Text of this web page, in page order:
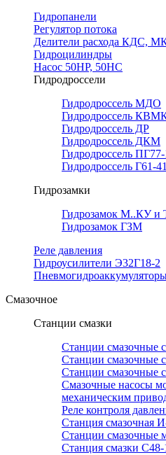
Гидропанели
Регулятор потока
Делители расхода КДС,
Гидроцилиндры
Насос 50НР, 50НС
Гидродроссели
Гидродроссель МДО
Гидродроссель
Гидродроссель ДР
Гидродроссель ДКМ
Гидродроссель ПГ77-
Гидродроссель Г61-41
Гидрозамки
Гидрозамок М..КУ и
Гидрозамок ГЗМ
Реле давления
Гидроусилители Э32Г18-2
Смазочное
Станции смазки
Станции смазочные
Станции смазочные
Станции смазочные
Смазочные насосы
механическим
Реле контроля
Станция смазочная
Станции смазочные
Станция смазки С48-